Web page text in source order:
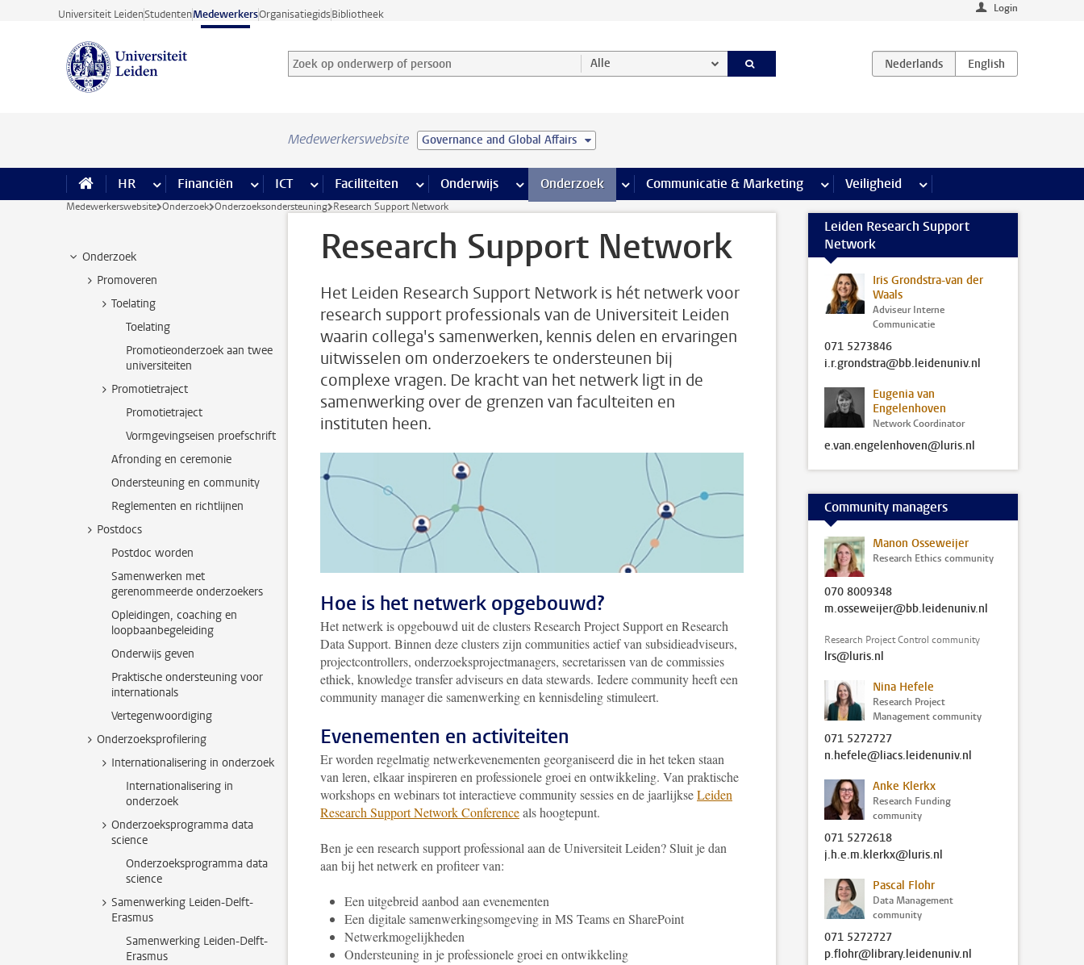
Ga direct naar de inhoud
Universiteit LeidenStudentenMedewerkersOrganisatiegidsBibliotheek Login
Zoek op onderwerp of persoon en selecteer categorie
Zoekterm Alle
Medewerkerswebsite Governance and Global Affairs
HR meer HR pagina’s
Financiën meer Financiën pagina’s
ICT meer ICT pagina’s
Faciliteiten meer Faciliteiten pagina’s
Onderwijs meer Onderwijs pagina’s
Onderzoek meer Onderzoek pagina’s
Communicatie & Marketing meer Communicatie & Marketing pagina’s
Veiligheid meer Veiligheid pagina’s
Medewerkerswebsite Onderzoek Onderzoeksondersteuning Research Support Network
Onderzoek
Promoveren
Toelating
Toelating
Promotieonderzoek aan twee
universiteiten
Promotietraject
Promotietraject
Vormgevingseisen proefschrift
Afronding en ceremonie
Ondersteuning en community
Reglementen en richtlijnen
Postdocs
Postdoc worden
Samenwerken met
gerenommeerde onderzoekers
Opleidingen, coaching en
loopbaanbegeleiding
Onderwijs geven
Praktische ondersteuning voor
internationals
Vertegenwoordiging
Onderzoeksprofilering
Internationalisering in onderzoek
Internationalisering in
onderzoek
Onderzoeksprogramma data
science
Onderzoeksprogramma data
science
Samenwerking Leiden-Delft-
Erasmus
Samenwerking Leiden-Delft-
Erasmus
Research Support Network
Het Leiden Research Support Network is hét netwerk voor
research support professionals van de Universiteit Leiden
waarin collega's samenwerken, kennis delen en ervaringen
uitwisselen om onderzoekers te ondersteunen bij
complexe vragen. De kracht van het netwerk ligt in de
samenwerking over de grenzen van faculteiten en
instituten heen.
Hoe is het netwerk opgebouwd?
Het netwerk is opgebouwd uit de clusters Research Project Support en Research
Data Support. Binnen deze clusters zijn communities actief van subsidieadviseurs,
projectcontrollers, onderzoeksprojectmanagers, secretarissen van de commissies
ethiek, knowledge transfer adviseurs en data stewards. Iedere community heeft een
community manager die samenwerking en kennisdeling stimuleert.
Evenementen en activiteiten
Er worden regelmatig netwerkevenementen georganiseerd die in het teken staan
van leren, elkaar inspireren en professionele groei en ontwikkeling. Van praktische
workshops en webinars tot interactieve community sessies en de jaarlijkseLeiden
Research Support Network Conferenceals hoogtepunt.
Ben je een research support professional aan de Universiteit Leiden? Sluit je dan
aan bij het netwerk en profiteer van:
Een uitgebreid aanbod aan evenementen
Een digitale samenwerkingsomgeving in MS Teams en SharePoint
Netwerkmogelijkheden
Ondersteuning in je professionele groei en ontwikkeling
Leiden Research Support
Network
Iris Grondstra-van der
Waals
Adviseur Interne
Communicatie
071 5273846
i.r.grondstra@bb.leidenuniv.nl
Eugenia van
Engelenhoven
Network Coordinator
e.van.engelenhoven@luris.nl
Community managers
Manon Osseweijer
Research Ethics community
070 8009348
m.osseweijer@bb.leidenuniv.nl
Research Project Control community
lrs@luris.nl
Nina Hefele
Research Project
Management community
071 5272727
n.hefele@liacs.leidenuniv.nl
Anke Klerkx
Research Funding
community
071 5272618
j.h.e.m.klerkx@luris.nl
Pascal Flohr
Data Management
community
071 5272727
p.flohr@library.leidenuniv.nl